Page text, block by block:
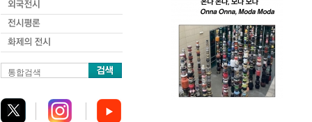
통합검색